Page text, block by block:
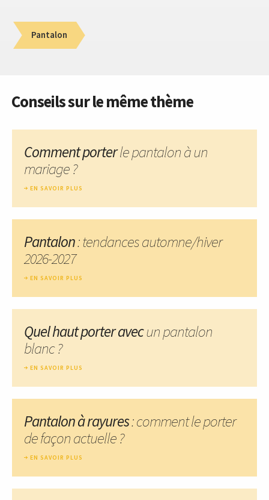
Pantalon
Conseils sur le même thème
Comment porterle pantalon à un
mariage ?
EN SAVOIR PLUS
Pantalon: tendances automne/hiver
2026-2027
EN SAVOIR PLUS
Quel haut porter avecun pantalon
blanc ?
EN SAVOIR PLUS
Pantalon à rayures: comment le porter
de façon actuelle ?
EN SAVOIR PLUS